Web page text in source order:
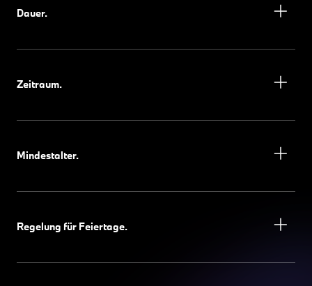
Dauer.
Zeitraum.
Mindestalter.
Regelung für Feiertage.